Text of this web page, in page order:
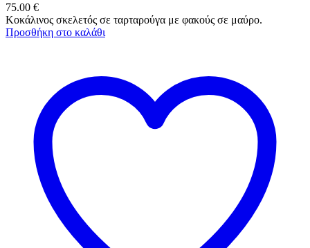
75.00 €
Κοκάλινος σκελετός σε ταρταρούγα με φακούς σε μαύρο.
Προσθήκη στο καλάθι